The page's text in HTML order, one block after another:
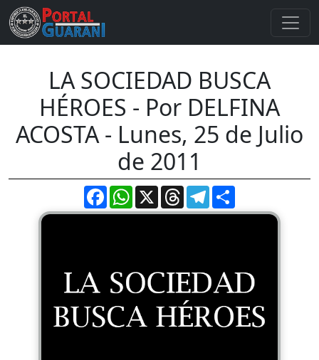
LA SOCIEDAD BUSCA
HÉROES - Por DELFINA
ACOSTA - Lunes, 25 de Julio
de 2011
FacebookWhatsApp
X ThreadsTelegram